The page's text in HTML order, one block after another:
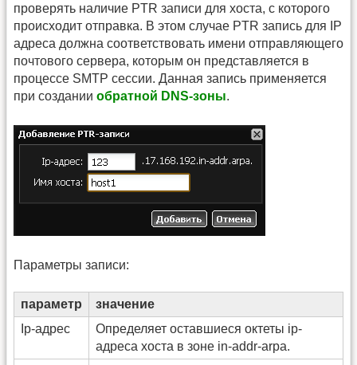
проверять наличие PTR записи для хоста, с которого
происходит отправка. В этом случае PTR запись для IP
адреса должна соответствовать имени отправляющего
почтового сервера, которым он представляется в
процессе SMTP сессии. Данная запись применяется
при создании обратной DNS-зоны.
Параметры записи:
параметр
значение
Ip-адрес
Определяет оставшиеся октеты ip-
адреса хоста в зоне in-addr-arpa.